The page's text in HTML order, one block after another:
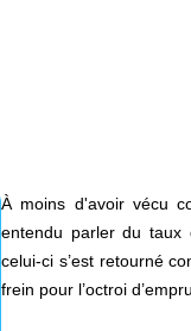
À moins d'avoir vécu
entendu parler du taux
celui-ci s’est retourné
frein pour l’octroi